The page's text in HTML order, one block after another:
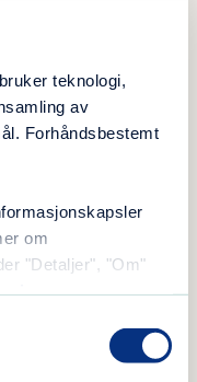
teknologi,
av
Forhåndsbestemt
om
"Detaljer", "Om"
på plass i
daglig
i alle år har
overtok driften
mye tid på å
treningsøkt for